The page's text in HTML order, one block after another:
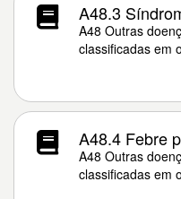
A48.3
A48 Outras
classificadas em
A48.4 Febre
A48 Outras
classificadas em